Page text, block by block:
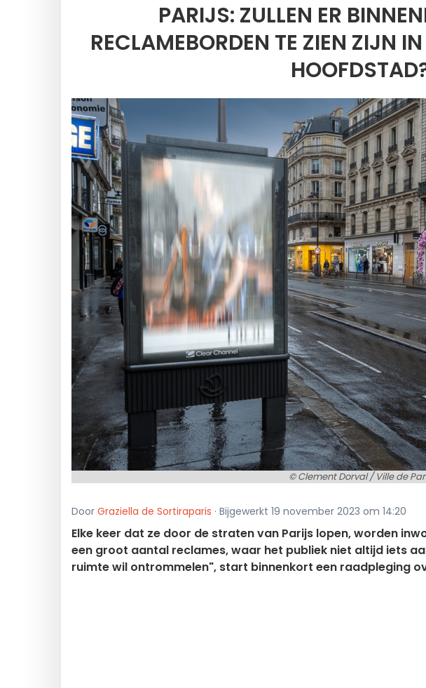
PARIJS: ZULLEN ER
RECLAMEBORDEN TE ZIEN ZIJN
© Clement Dorval / Ville de
Door Graziella de Sortiraparis · Bijgewerkt 19 november 2023 om 14:20
Elke keer dat ze door de straten van Parijs lopen, worden
een groot aantal reclames, waar het publiek niet altijd iets
ruimte wil ontrommelen", start binnenkort een raadpleging